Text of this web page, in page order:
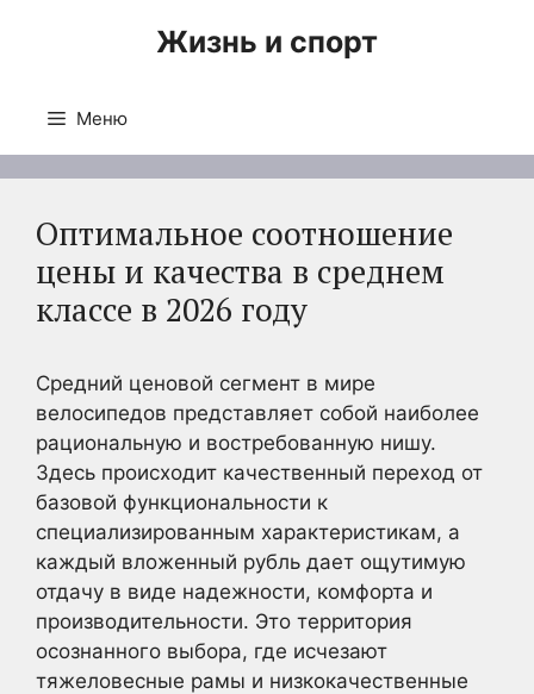
Жизнь и спорт
Меню
Оптимальное соотношение
цены и качества в среднем
классе в 2026 году
Средний ценовой сегмент в мире
велосипедов представляет собой наиболее
рациональную и востребованную нишу.
Здесь происходит качественный переход от
базовой функциональности к
специализированным характеристикам, а
каждый вложенный рубль дает ощутимую
отдачу в виде надежности, комфорта и
производительности. Это территория
осознанного выбора, где исчезают
тяжеловесные рамы и низкокачественные